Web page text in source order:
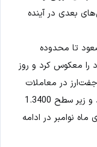
بعدی در آینده
تا محدوده
را معکوس کرد و روز
در معاملات
اولیه جمعه همچنان در فاز نوسانی قرار دارد و زیر سطح 1.3400
ماه نوامبر در ادامه